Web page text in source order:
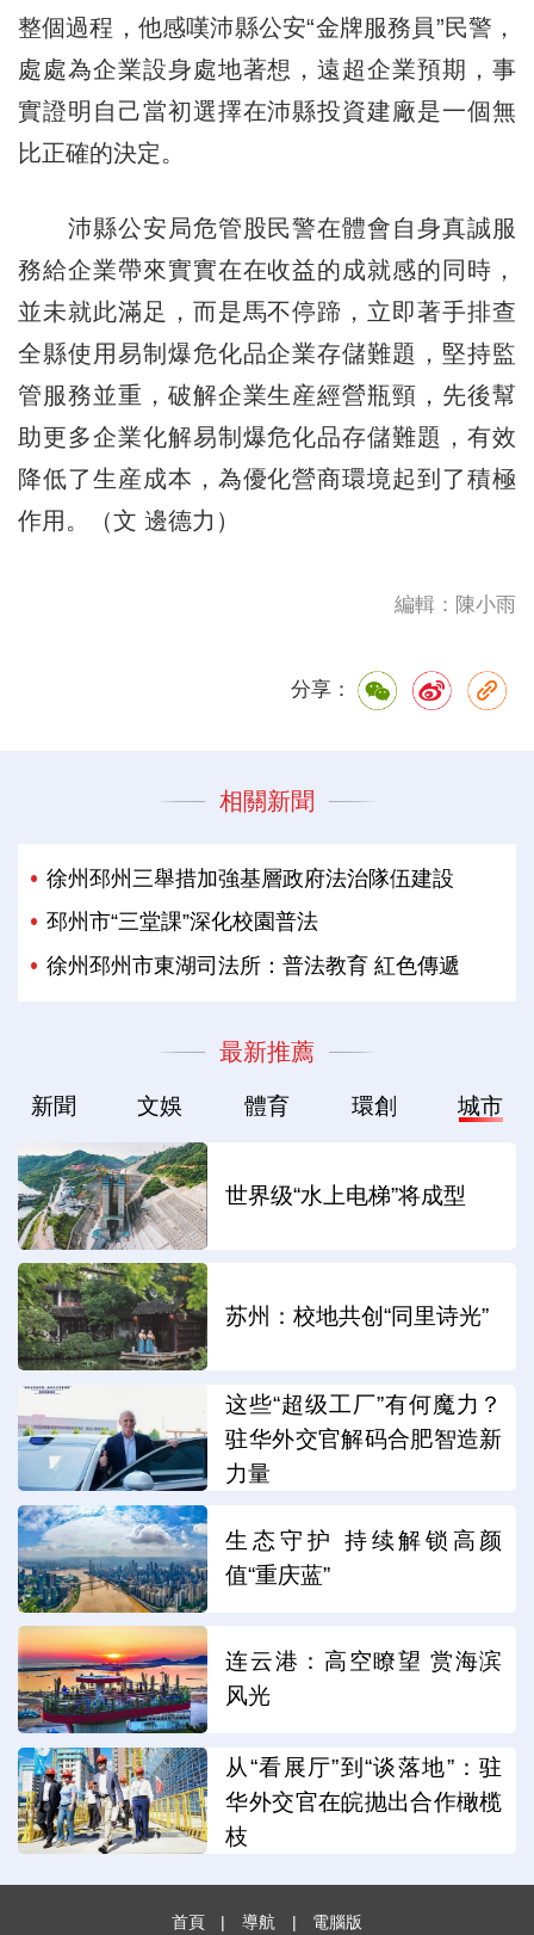
整個過程，他感嘆沛縣公安“金牌服務員”民警，
處處為企業設身處地著想，遠超企業預期，事
實證明自己當初選擇在沛縣投資建廠是一個無
比正確的決定。
沛縣公安局危管股民警在體會自身真誠服
務給企業帶來實實在在收益的成就感的同時，
並未就此滿足，而是馬不停蹄，立即著手排查
全縣使用易制爆危化品企業存儲難題，堅持監
管服務並重，破解企業生産經營瓶頸，先後幫
助更多企業化解易制爆危化品存儲難題，有效
降低了生産成本，為優化營商環境起到了積極
作用。（文 邊德力）
編輯：陳小雨
分享：
相關新聞
徐州邳州三舉措加強基層政府法治隊伍建設
邳州市“三堂課”深化校園普法
徐州邳州市東湖司法所：普法教育 紅色傳遞
最新推薦
新聞 文娛 體育 環創 城市
世界级“水上电梯”将成型
苏州：校地共创“同里诗光”
这些“超级工厂”有何魔力？
驻华外交官解码合肥智造新
力量
生态守护 持续解锁高颜
值“重庆蓝”
连云港：高空瞭望 赏海滨
风光
从“看展厅”到“谈落地”：驻
华外交官在皖抛出合作橄榄
枝
首頁 | 導航 | 電腦版